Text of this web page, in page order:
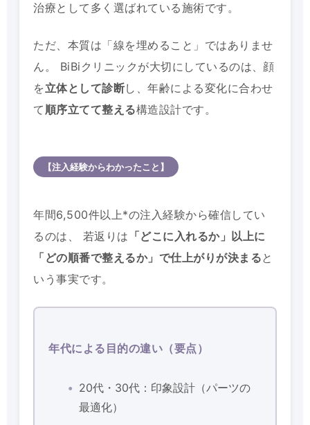
治療として多く選ばれている施術です。
ただ、本質は「線を埋めること」ではありませ
ん。 BiBiクリニックが大切にしているのは、顔
を 立体として診断し、年齢による変化に合わせ
て 順序立てて整える構造設計です。
【注入経験からわかったこと】
年間6,500件以上*の注入経験から確信してい
るのは、 若返りは 「どこに入れるか」以上に
「どの順番で整えるか」で仕上がりが決まると
いう事実です。
年代による目的の違い（要点）
20代・30代：印象設計（パーツの
最適化）